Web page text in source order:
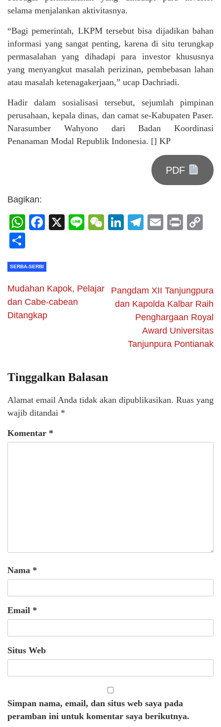
selama menjalankan aktivitasnya.
“Bagi pemerintah, LKPM tersebut bisa dijadikan bahan
informasi yang sangat penting, karena di situ terungkap
permasalahan yang dihadapi para investor khususnya
yang menyangkut masalah perizinan, pembebasan lahan
atau masalah ketenagakerjaan,” ucap Dachriadi.
Hadir dalam sosialisasi tersebut, sejumlah pimpinan
perusahaan, kepala dinas, dan camat se-Kabupaten Paser.
Narasumber Wahyono dari Badan Koordinasi
Penanaman Modal Republik Indonesia. [] KP
PDF
Bagikan:
WhatsApp
Facebook
X LineWeChat
LinkedIn
Telegram
Email
Print
SERBA-SERBI
Mudahan Kapok, Pelajar
dan Cabe-cabean
Ditangkap
Pangdam XII Tanjungpura
dan Kapolda Kalbar Raih
Penghargaan Royal
Award Universitas
Tanjunpura Pontianak
Tinggalkan Balasan
Alamat email Anda tidak akan dipublikasikan. Ruas yang
wajib ditandai *
Komentar *
Nama *
Email *
Situs Web
Simpan nama, email, dan situs web saya pada
peramban ini untuk komentar saya berikutnya.